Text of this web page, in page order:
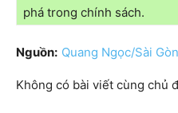
phá trong chính sách.
Nguồn: Quang Ngọc/Sài
Không có bài viết cùng chủ